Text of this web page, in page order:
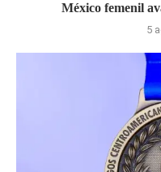
México femenil
5